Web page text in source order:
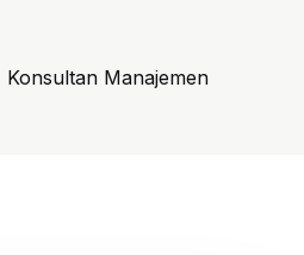
Konsultan Manajemen